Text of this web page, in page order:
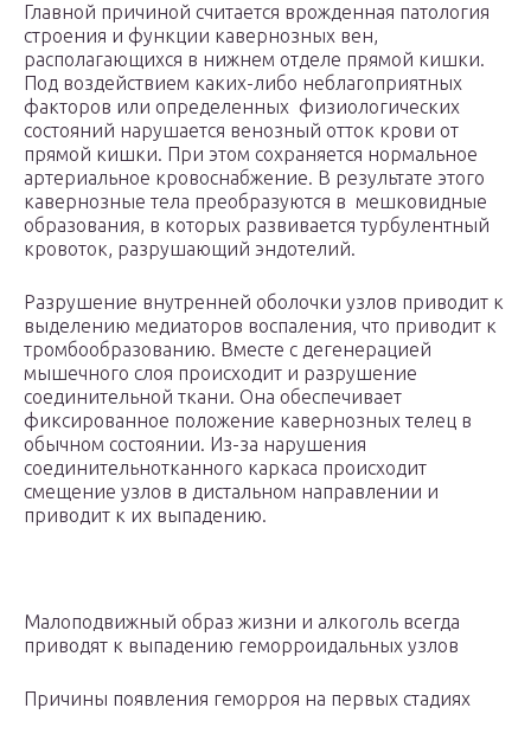
Главной причиной считается врожденная патология
строения и функции кавернозных вен,
располагающихся в нижнем отделе прямой кишки.
Под воздействием каких-либо неблагоприятных
факторов или определенных физиологических
состояний нарушается венозный отток крови от
прямой кишки. При этом сохраняется нормальное
артериальное кровоснабжение. В результате этого
кавернозные тела преобразуются в мешковидные
образования, в которых развивается турбулентный
кровоток, разрушающий эндотелий.
Разрушение внутренней оболочки узлов приводит к
выделению медиаторов воспаления, что приводит к
тромбообразованию. Вместе с дегенерацией
мышечного слоя происходит и разрушение
соединительной ткани. Она обеспечивает
фиксированное положение кавернозных телец в
обычном состоянии. Из-за нарушения
соединительнотканного каркаса происходит
смещение узлов в дистальном направлении и
приводит к их выпадению.
Малоподвижный образ жизни и алкоголь всегда
приводят к выпадению геморроидальных узлов
Причины появления геморроя на первых стадиях